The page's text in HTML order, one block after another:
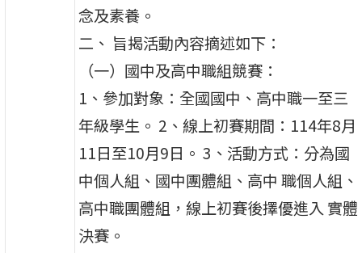
念及素養。
二、 旨揭活動內容摘述如下：
（一）國中及高中職組競賽：
1、參加對象：全國國中、高中職一至三
年級學生。 2、線上初賽期間：114年8月
11日至10月9日。 3、活動方式：分為國
中個人組、國中團體組、高中 職個人組、
高中職團體組，線上初賽後擇優進入 實體
決賽。